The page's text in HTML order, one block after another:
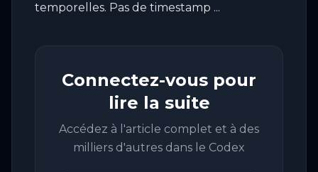
temporelles. Pas de timestamp ...
Connectez-vous pour
lire la suite
Accédez à l'article complet et à des
milliers d'autres dans le Codex